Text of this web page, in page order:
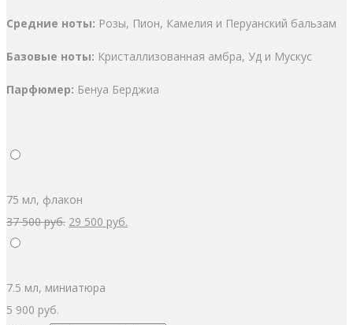
Средние ноты: Розы, Пион, Камелия и Перуанский бальзам
Базовые ноты: Кристаллизованная амбра, Уд и Мускус
Парфюмер: Бенуа Берджиа
75 мл, флакон
37 500руб. Первоначальная
37
29 500 руб.
7.5 мл, миниатюра
5 900 руб.